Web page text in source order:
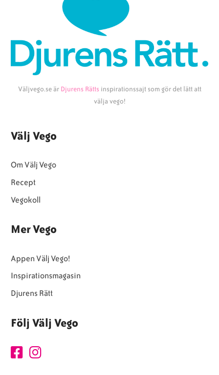
Väljvego.se är Djurens Rätts inspirationssajt som gör det lätt att
välja vego!
Välj Vego
Om Välj Vego
Recept
Vegokoll
Mer Vego
Appen Välj Vego!
Inspirationsmagasin
Djurens Rätt
Följ Välj Vego